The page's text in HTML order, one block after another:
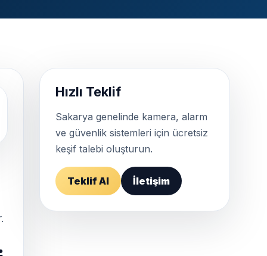
Hızlı Teklif
Sakarya genelinde kamera, alarm
ve güvenlik sistemleri için ücretsiz
keşif talebi oluşturun.
Teklif Al İletişim